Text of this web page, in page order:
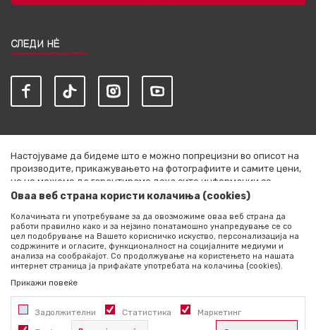
СЛЕДИ НЀ
Настојуваме да бидеме што е можно попрецизни во описот на
производите, прикажувањето на фотографиите и самите цени,
но не можеме да гарантираме дека сите информации се
комплетни и без грешки. Сите артикли прикажани на сајтот се
секој момент. Расположливоста на производите можете да ја
проверите со повик на +389 76 444 490
©2026 literatura.mk, Изработено одNB SOFT. Сите права
задржани.
Оваа веб страна користи колачиња (cookies)
Колачињата ги употребуваме за да овозможиме оваа веб страна да
работи правилно како и за нејзино понатамошно унапредување се со
цел подобрување на Вашето корисничко искуство, персонализација на
содржините и огласите, функционалност на социјалните медиуми и
анализа на сообраќајот. Со продолжување на користењето на нашата
интернет страница ја прифаќате употребата на колачиња (cookies).
Прикажи повеќе
Задолжителни Статистика Маркетинг